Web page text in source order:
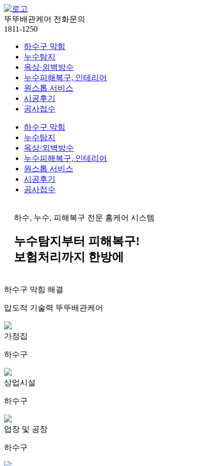
뚜뚜배관케어 전화문의
1811-1250
하수구 막힘
누수탐지
옥상·외벽방수
누수피해복구, 인테리어
원스톱 서비스
시공후기
공사접수
하수구 막힘
누수탐지
옥상·외벽방수
누수피해복구, 인테리어
원스톱 서비스
시공후기
공사접수
하수, 누수, 피해복구 전문 홈케어 시스템
누수탐지부터 피해복구!
보험처리까지 한방에
하수구 막힘 해결
압도적 기술력 뚜뚜배관케어
가정집
하수구
상업시설
하수구
업장 및 공장
하수구